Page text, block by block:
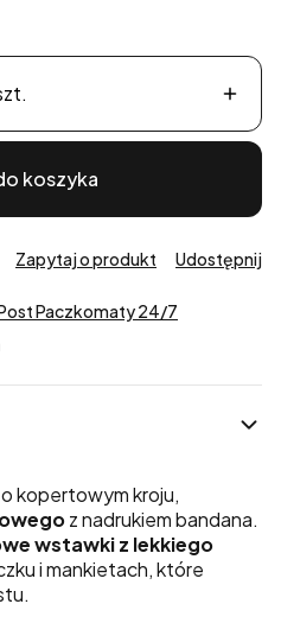
koszyka
Zapytaj o produkt Udostępnij
Paczkomaty 24/7
kopertowym kroju,
z nadrukiem bandana.
wstawki z lekkiego
i mankietach, które